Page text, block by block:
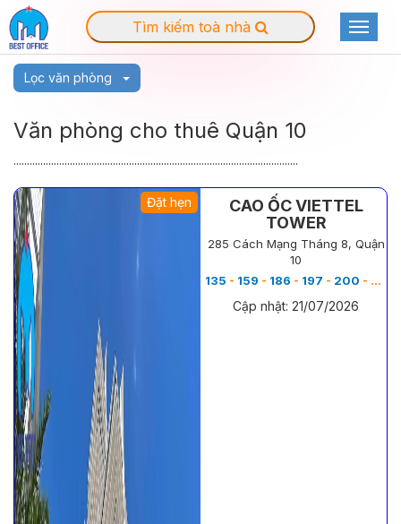
Tìm kiếm toà nhà
Toggle
Văn phòng cho thuê Quận 10
..........................................................................................................
Đặt hẹn
CAO ỐC VIETTEL
TOWER
285 Cách Mạng Tháng 8, Quận
10
135 - 159 - 186 - 197 - 200 - 213
Cập nhật: 21/07/2026